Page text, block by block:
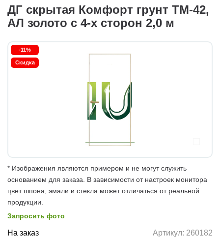
ДГ скрытая Комфорт грунт ТМ-42,
АЛ золото с 4-х сторон 2,0 м
-11%
Скидка
* Изображения являются примером и не могут служить
основанием для заказа. В зависимости от настроек монитора
цвет шпона, эмали и стекла может отличаться от реальной
продукции.
Запросить фото
На заказ Артикул: 260182